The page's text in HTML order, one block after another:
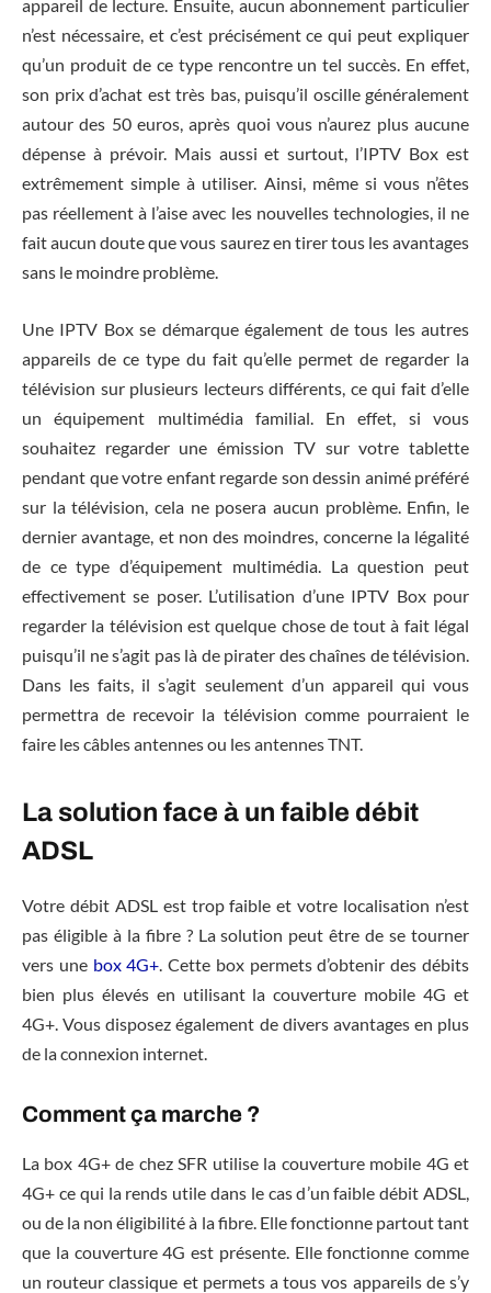
appareil de lecture. Ensuite, aucun abonnement particulier
n’est nécessaire, et c’est précisément ce qui peut expliquer
qu’un produit de ce type rencontre un tel succès. En effet,
son prix d’achat est très bas, puisqu’il oscille généralement
autour des 50 euros, après quoi vous n’aurez plus aucune
dépense à prévoir. Mais aussi et surtout, l’IPTV Box est
extrêmement simple à utiliser. Ainsi, même si vous n’êtes
pas réellement à l’aise avec les nouvelles technologies, il ne
fait aucun doute que vous saurez en tirer tous les avantages
sans le moindre problème.
Une IPTV Box se démarque également de tous les autres
appareils de ce type du fait qu’elle permet de regarder la
télévision sur plusieurs lecteurs différents, ce qui fait d’elle
un équipement multimédia familial. En effet, si vous
souhaitez regarder une émission TV sur votre tablette
pendant que votre enfant regarde son dessin animé préféré
sur la télévision, cela ne posera aucun problème. Enfin, le
dernier avantage, et non des moindres, concerne la légalité
de ce type d’équipement multimédia. La question peut
effectivement se poser. L’utilisation d’une IPTV Box pour
regarder la télévision est quelque chose de tout à fait légal
puisqu’il ne s’agit pas là de pirater des chaînes de télévision.
Dans les faits, il s’agit seulement d’un appareil qui vous
permettra de recevoir la télévision comme pourraient le
faire les câbles antennes ou les antennes TNT.
La solution face à un faible débit
ADSL
Votre débit ADSL est trop faible et votre localisation n’est
pas éligible à la fibre ? La solution peut être de se tourner
vers une box 4G+ . Cette box permets d’obtenir des débits
bien plus élevés en utilisant la couverture mobile 4G et
4G+. Vous disposez également de divers avantages en plus
de la connexion internet.
Comment ça marche ?
La box 4G+ de chez SFR utilise la couverture mobile 4G et
4G+ ce qui la rends utile dans le cas d’un faible débit ADSL,
ou de la non éligibilité à la fibre. Elle fonctionne partout tant
que la couverture 4G est présente. Elle fonctionne comme
un routeur classique et permets a tous vos appareils de s’y